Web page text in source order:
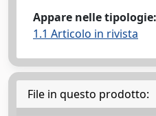
Appare nelle tipologie:
1.1 Articolo in rivista
File in questo prodotto: